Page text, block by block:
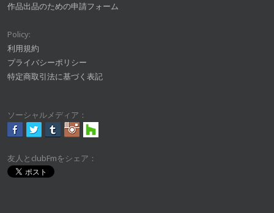
作品出品のための申請フォーム
Policy:
利用規約
プライバシーポリシー
特定商取引法に基づく表記
ソーシャルメディア：
友人とclubFmをシェア：